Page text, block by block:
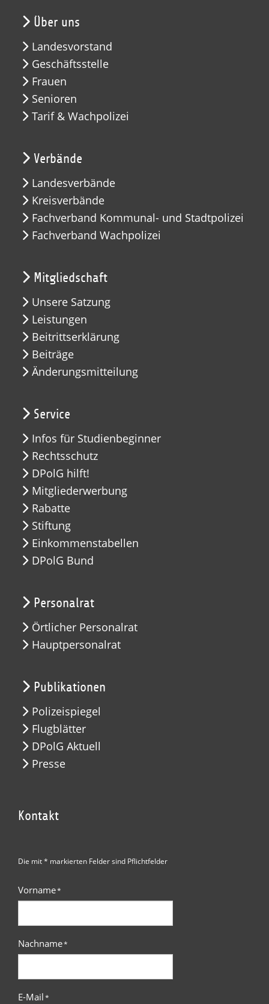
Über uns
Landesvorstand
Geschäftsstelle
Frauen
Senioren
Tarif & Wachpolizei
Verbände
Landesverbände
Kreisverbände
Fachverband Kommunal- und Stadtpolizei
Fachverband Wachpolizei
Mitgliedschaft
Unsere Satzung
Leistungen
Beitrittserklärung
Beiträge
Änderungsmitteilung
Service
Infos für Studienbeginner
Rechtsschutz
DPolG hilft!
Mitgliederwerbung
Rabatte
Stiftung
Einkommenstabellen
DPolG Bund
Personalrat
Örtlicher Personalrat
Hauptpersonalrat
Publikationen
Polizeispiegel
Flugblätter
DPolG Aktuell
Presse
Kontakt
Die mit * markierten Felder sind Pflichtfelder
Vorname*
Nachname*
E-Mail*